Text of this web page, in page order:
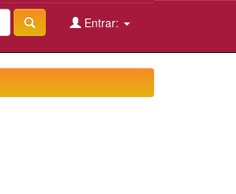
Entrar: